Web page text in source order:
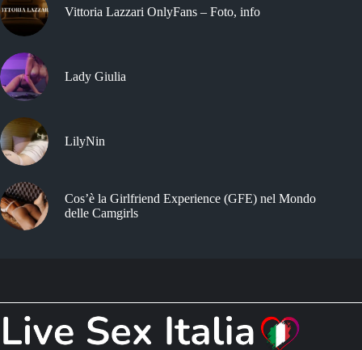
Vittoria Lazzari OnlyFans – Foto, info
Lady Giulia
LilyNin
Cos’è la Girlfriend Experience (GFE) nel Mondo
delle Camgirls